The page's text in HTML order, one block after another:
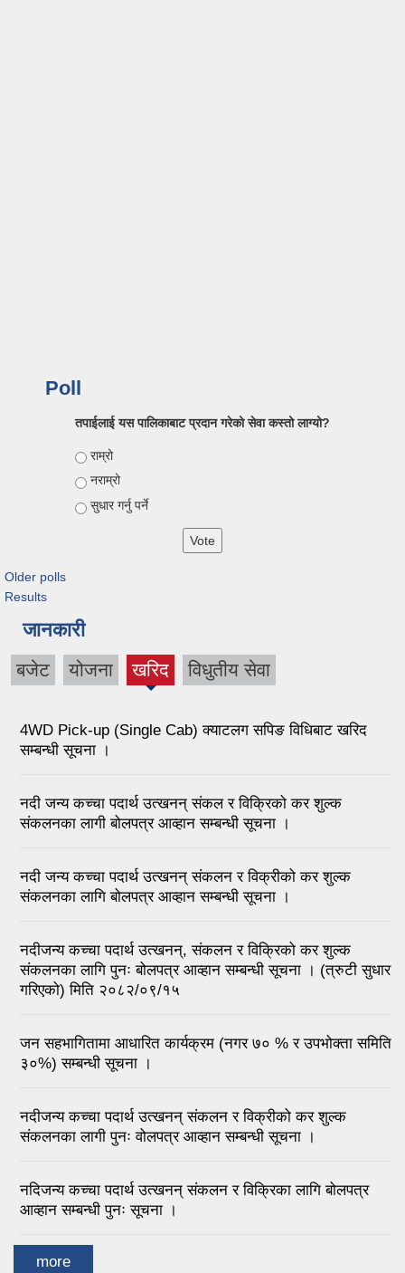
Poll
तपाईलाई यस पालिकाबाट प्रदान गरेको सेवा कस्तो लाग्यो?
Choices
राम्रो
नराम्रो
सुधार गर्नु पर्ने
Older polls
Results
जानकारी
बजेट योजना खरिद विधुतीय सेवा
4WD Pick-up (Single Cab) क्याटलग सपिङ विधिबाट खरिद
सम्बन्धी सूचना ।
नदी जन्य कच्चा पदार्थ उत्खनन् संकल र विक्रिको कर शुल्क
संकलनका लागी बोलपत्र आव्हान सम्बन्धी सूचना ।
नदी जन्य कच्चा पदार्थ उत्खनन् संकलन र विक्रीको कर शुल्क
संकलनका लागि बोलपत्र आव्हान सम्बन्धी सूचना ।
नदीजन्य कच्चा पदार्थ उत्खनन्, संकलन र विक्रिको कर शुल्क
संकलनका लागि पुनः बोलपत्र आव्हान सम्बन्धी सूचना । (त्रुटी सुधार
गरिएको) मिति २०८२/०९/१५
जन सहभागितामा आधारित कार्यक्रम (नगर ७० % र उपभोक्ता समिति
३०%) सम्बन्धी सूचना ।
नदीजन्य कच्चा पदार्थ उत्खनन् संकलन र विक्रीको कर शुल्क
संकलनका लागी पुनः वोलपत्र आव्हान सम्बन्धी सूचना ।
नदिजन्य कच्चा पदार्थ उत्खनन् संकलन र विक्रिका लागि बोलपत्र
आव्हान सम्बन्धी पुनः सूचना ।
more